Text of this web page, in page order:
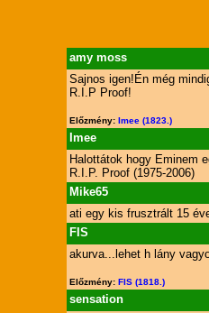
amy moss
Sajnos igen!Én még
R.I.P Proof!
Előzmény: Imee (1823.)
Imee
Halottátok hogy Eminem
R.I.P. Proof (1975-2006)
Mike65
ati egy kis frusztrált 15
FIS
akurva...lehet h lány
Előzmény: FIS (1818.)
sensation